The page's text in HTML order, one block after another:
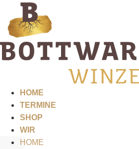
Inhalt
springen
HOME
TERMINE
SHOP
WIR
HOME